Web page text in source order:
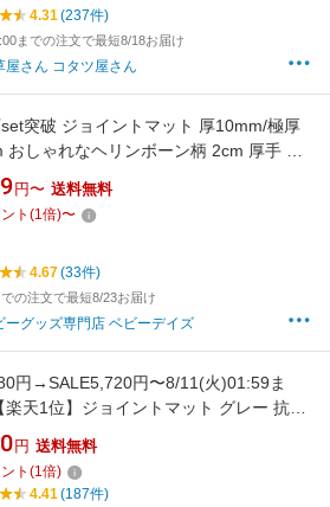
4.31(237件)
までの注文で最短8/18お届け
屋さん コタツ屋さん
突破 ジョイントマット 厚10mm/極厚
おしゃれなヘリンボーン柄 2cm 厚手 大
イントマット ノンホルム 抗菌 防臭 防音
木目調 単色 防音 木目 洗える 32枚
枚 12畳 ジョイント マット ベビー 床暖
円〜 送料無料
ト (1倍)〜
4.67(33件)
の注文で最短8/23お届け
ーグッズ専門店 ベビーデイズ
円→SALE5,720円〜8/11(火)01:59ま
楽天1位】ジョイントマット グレー 抗菌
マット フロアマット 赤ちゃん キッズ ベ
ット 防臭 防音 パズルマット 厚さ1.4cm
枚セット 約2畳 キズ防止 クッションマ
円 送料無料
ト (1倍)
4.41(187件)